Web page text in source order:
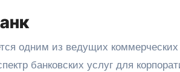
одним из ведущих
банковских услуг для